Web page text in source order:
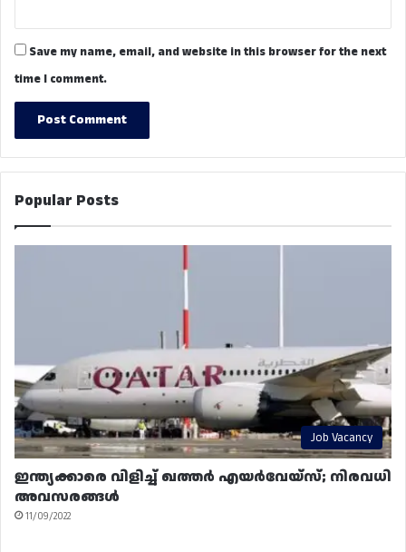
Save my name, email, and website in this browser for the next
time I comment.
Popular Posts
Job Vacancy
ഇന്ത്യക്കാരെ വിളിച്ച് ഖത്തർ എയർവേയ്‌സ്; നിരവധി
അവസരങ്ങൾ
11/09/2022